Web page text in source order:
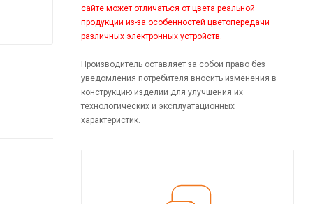
сайте может отличаться от цвета реальной
продукции из-за особенностей цветопередачи
различных электронных устройств.
Производитель оставляет за собой право без
уведомления потребителя вносить изменения в
конструкцию изделий для улучшения их
технологических и эксплуатационных
характеристик.